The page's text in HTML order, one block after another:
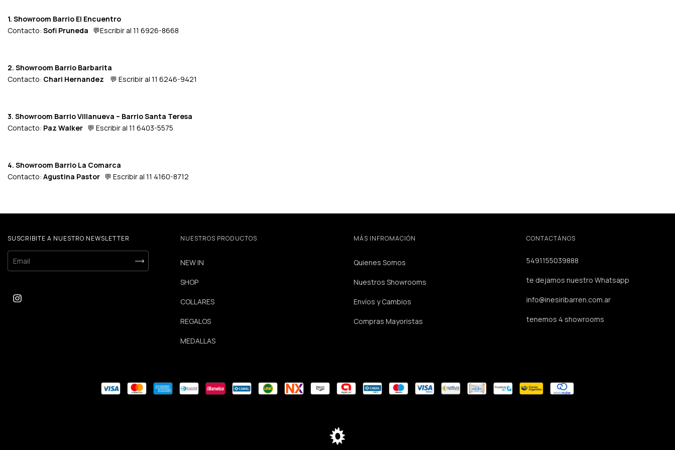
1. Showroom Barrio El Encuentro
Contacto: Sofi Pruneda 💬Escribir al 11 6926-8668
2. Showroom Barrio Barbarita
Contacto: Chari Hernandez 💬 Escribir al 11 6246-9421
3. Showroom Barrio Villanueva – Barrio Santa Teresa
Contacto: Paz Walker 💬 Escribir al 11 6403-5575
4. Showroom Barrio La Comarca
Contacto: Agustina Pastor 💬 Escribir al 11 4160-8712
SUSCRIBITE A NUESTRO NEWSLETTER NUESTROS PRODUCTOS
NEW IN
SHOP
COLLARES
REGALOS
MEDALLAS
MÁS INFROMACIÓN
Quienes Somos
Nuestros Showrooms
Envíos y Cambios
Compras Mayoristas
CONTACTÁNOS
5491155039888
te dejamos nuestro Whatsapp
info@inesiribarren.com.ar
tenemos 4 showrooms